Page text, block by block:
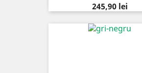
Pret
245,90 lei